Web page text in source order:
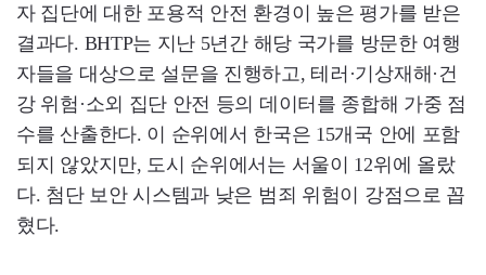
자 집단에 대한 포용적 안전 환경이 높은 평가를 받은
결과다. BHTP는 지난 5년간 해당 국가를 방문한 여행
자들을 대상으로 설문을 진행하고, 테러·기상재해·건
강 위험·소외 집단 안전 등의 데이터를 종합해 가중 점
수를 산출한다. 이 순위에서 한국은 15개국 안에 포함
되지 않았지만, 도시 순위에서는 서울이 12위에 올랐
다. 첨단 보안 시스템과 낮은 범죄 위험이 강점으로 꼽
혔다.